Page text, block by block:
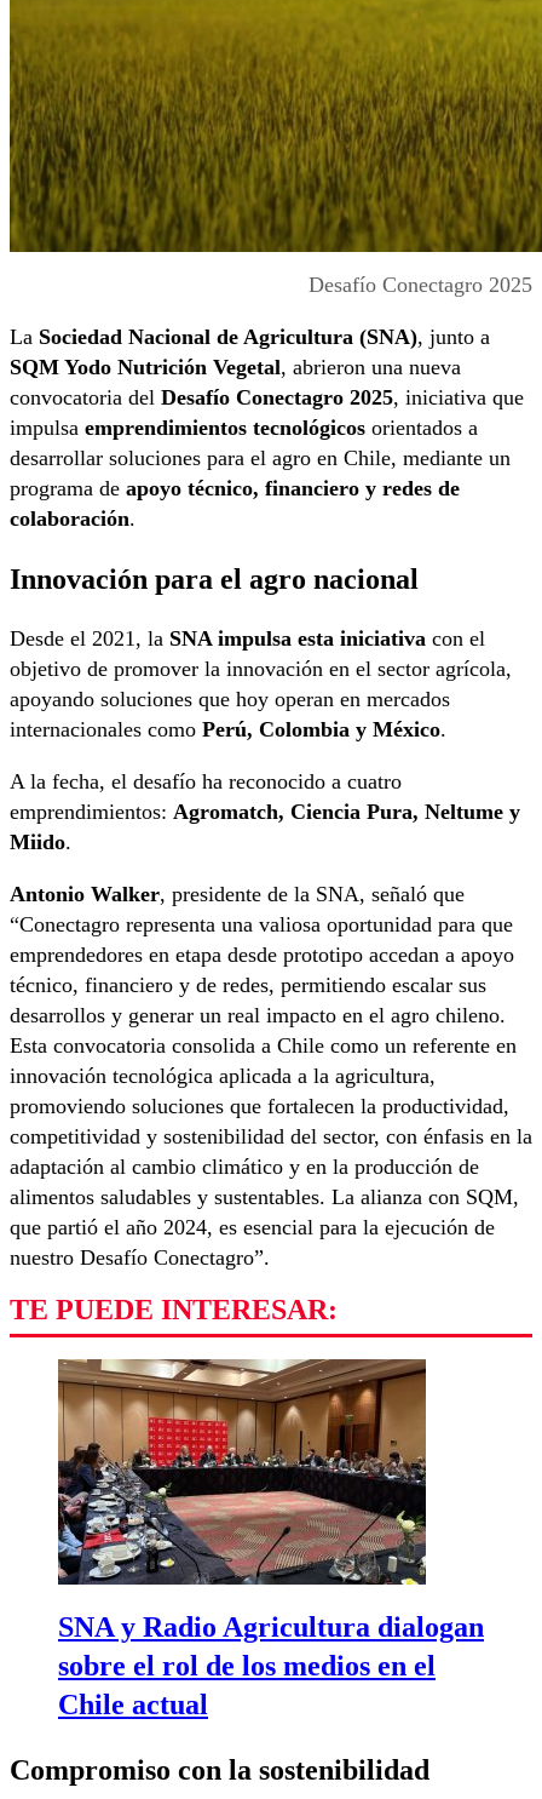
Desafío Conectagro 2025
La Sociedad Nacional de Agricultura (SNA), junto a
SQM Yodo Nutrición Vegetal, abrieron una nueva
convocatoria del Desafío Conectagro 2025, iniciativa que
impulsa emprendimientos tecnológicos orientados a
desarrollar soluciones para el agro en Chile, mediante un
programa de apoyo técnico, financiero y redes de
colaboración.
Innovación para el agro nacional
Desde el 2021, la SNA impulsa esta iniciativa con el
objetivo de promover la innovación en el sector agrícola,
apoyando soluciones que hoy operan en mercados
internacionales como Perú, Colombia y México.
A la fecha, el desafío ha reconocido a cuatro
emprendimientos: Agromatch, Ciencia Pura, Neltume y
Miido.
Antonio Walker, presidente de la SNA, señaló que
“Conectagro representa una valiosa oportunidad para que
emprendedores en etapa desde prototipo accedan a apoyo
técnico, financiero y de redes, permitiendo escalar sus
desarrollos y generar un real impacto en el agro chileno.
Esta convocatoria consolida a Chile como un referente en
innovación tecnológica aplicada a la agricultura,
promoviendo soluciones que fortalecen la productividad,
competitividad y sostenibilidad del sector, con énfasis en la
adaptación al cambio climático y en la producción de
alimentos saludables y sustentables. La alianza con SQM,
que partió el año 2024, es esencial para la ejecución de
nuestro Desafío Conectagro”.
TE PUEDE INTERESAR:
SNA y Radio Agricultura dialogan
sobre el rol de los medios en el
Chile actual
Compromiso con la sostenibilidad